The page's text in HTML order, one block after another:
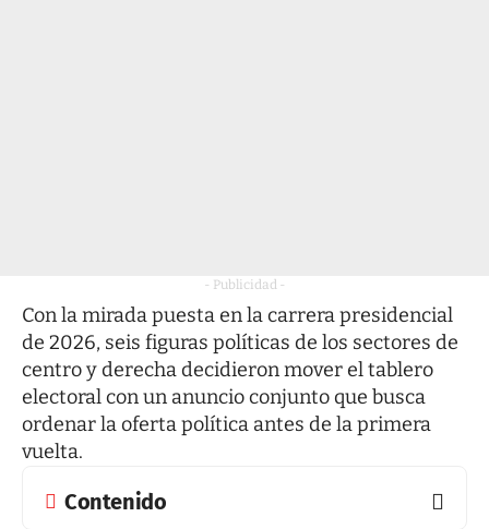
- Publicidad -
Con la mirada puesta en la carrera presidencial
de 2026, seis figuras políticas de los sectores de
centro y derecha decidieron mover el tablero
electoral con un anuncio conjunto que busca
ordenar la oferta política antes de la primera
vuelta.
Contenido